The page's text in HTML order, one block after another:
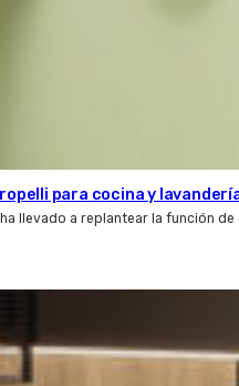
para cocina y
llevado a replantear la función